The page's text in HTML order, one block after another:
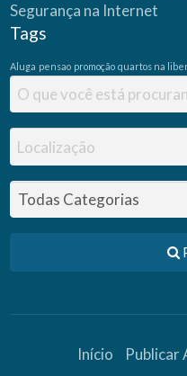
Segurança na Internet
Tags
Aluga pensao promoção quartos na
Início Publicar